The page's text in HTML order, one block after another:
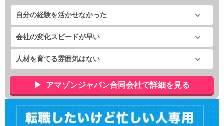
自分の経験を活かせなかった
会社の変化スピードが早い
人材を育てる雰囲気はない
アマゾンジャパン合同会社で詳細を見る